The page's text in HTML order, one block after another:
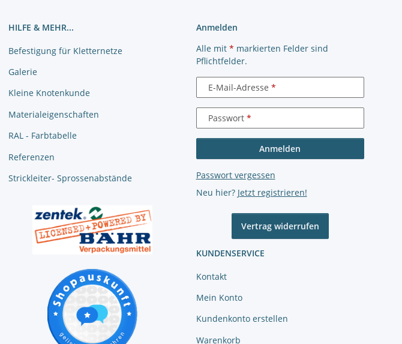
HILFE & MEHR...
Befestigung für Kletternetze
Galerie
Kleine Knotenkunde
Materialeigenschaften
RAL - Farbtabelle
Referenzen
Strickleiter- Sprossenabstände
Anmelden
Alle mit * markierten Felder sind
Pflichtfelder.
E-Mail-Adresse
Passwort
Anmelden
Passwort vergessen
Neu hier? Jetzt registrieren!
Vertrag widerrufen
KUNDENSERVICE
Kontakt
Mein Konto
Kundenkonto erstellen
Warenkorb